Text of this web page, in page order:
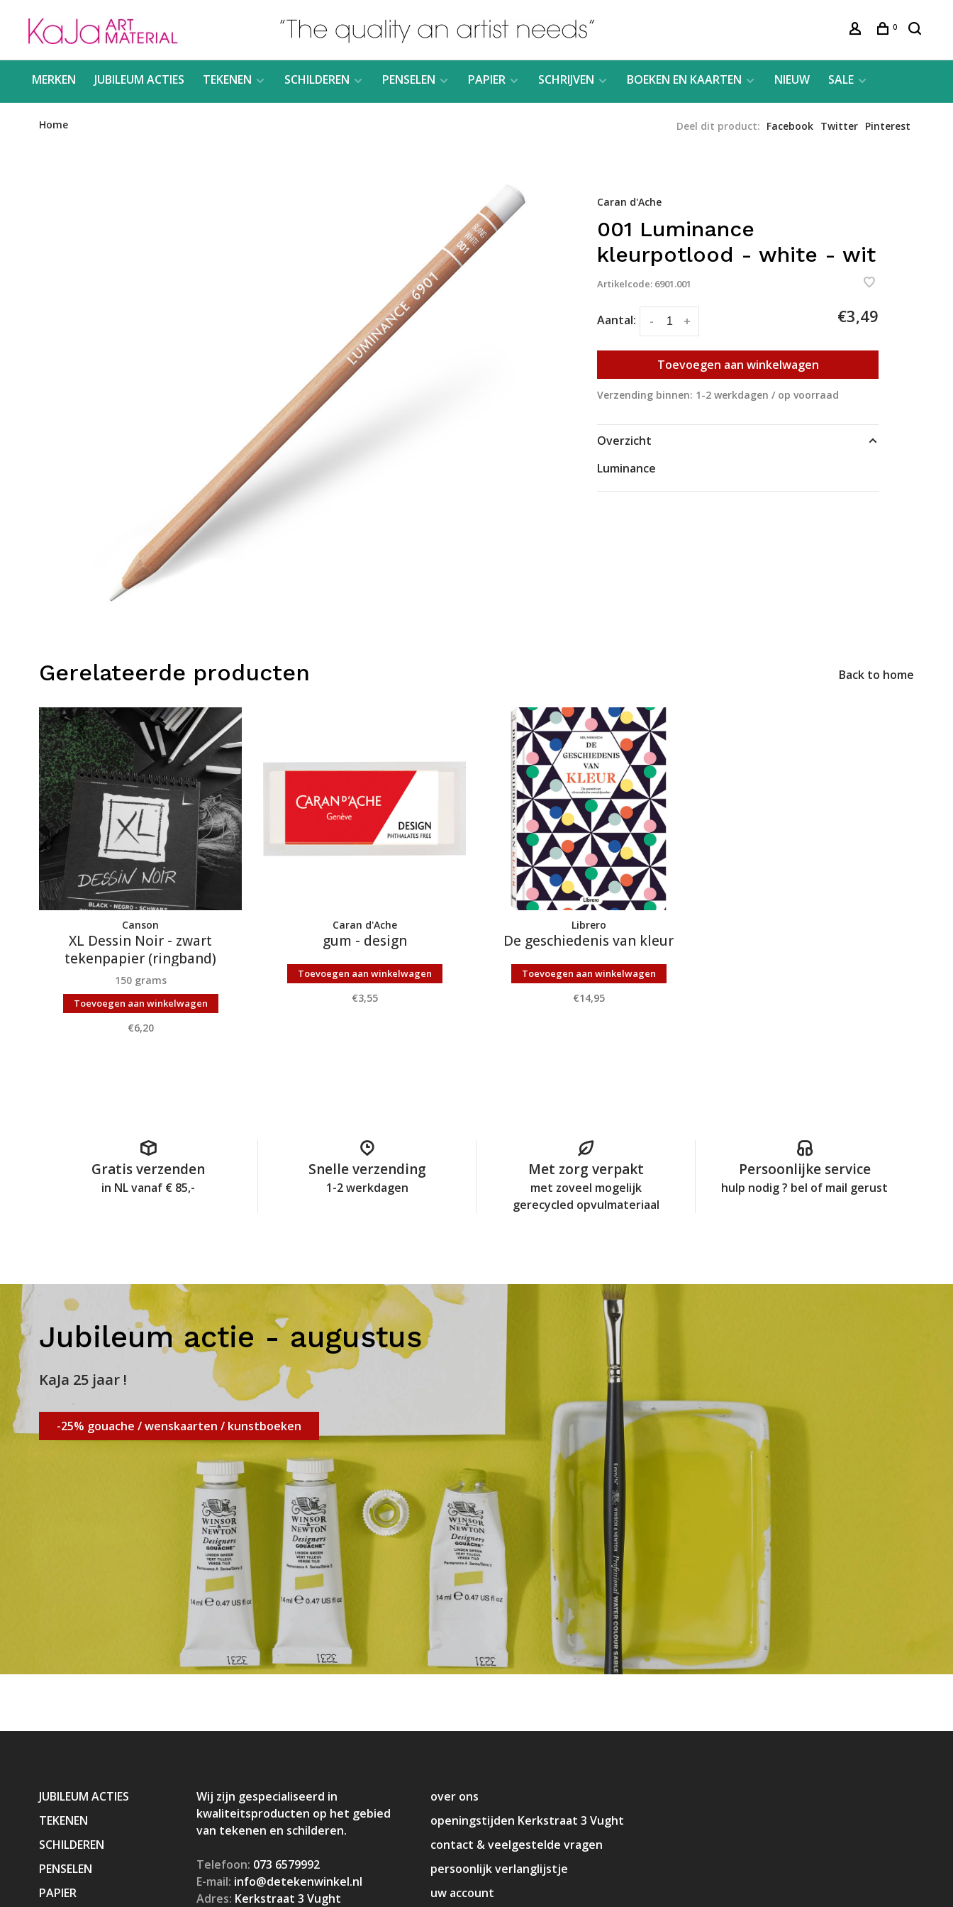
0
MERKEN JUBILEUM ACTIES TEKENEN SCHILDEREN PENSELEN PAPIER SCHRIJVEN BOEKEN EN KAARTEN NIEUW SALE
Home Deel dit product: Facebook Twitter Pinterest
Caran d'Ache
001 Luminance
kleurpotlood - white - wit
Artikelcode: 6901.001
Aantal: +
- €3,49
Toevoegen aan winkelwagen
Verzending binnen: 1-2 werkdagen / op voorraad
Overzicht
Luminance
Gerelateerde producten Back to home
Canson
XL Dessin Noir - zwart
tekenpapier (ringband)
150 grams
Toevoegen aan winkelwagen
€6,20
Caran d'Ache
gum - design
Toevoegen aan winkelwagen
€3,55
Librero
De geschiedenis van kleur
Toevoegen aan winkelwagen
€14,95
Gratis verzenden
in NL vanaf € 85,-
Snelle verzending
1-2 werkdagen
Met zorg verpakt
met zoveel mogelijk
gerecycled opvulmateriaal
Persoonlijke service
hulp nodig ? bel of mail gerust
Jubileum actie - augustus
KaJa 25 jaar !
-25% gouache / wenskaarten / kunstboeken
JUBILEUM ACTIES
TEKENEN
SCHILDEREN
PENSELEN
PAPIER
Wij zijn gespecialiseerd in
kwaliteitsproducten op het gebied
van tekenen en schilderen.
Telefoon: 073 6579992
E-mail: info@detekenwinkel.nl
Adres: Kerkstraat 3 Vught
over ons
openingstijden Kerkstraat 3 Vught
contact & veelgestelde vragen
persoonlijk verlanglijstje
uw account